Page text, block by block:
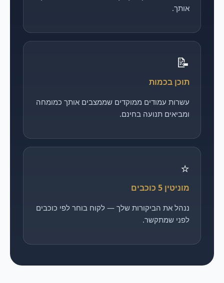
אותך.
📝
תוכן בכמות
עשרות עמודים ממוקדים שממצבים אותך כמומחה
ומביאים תנועה בחינם.
⭐
מוניטין 5 כוכבים
ננהל את הביקורות שלך — לקוח בוחר לפי כוכבים
לפני שמתקשר.